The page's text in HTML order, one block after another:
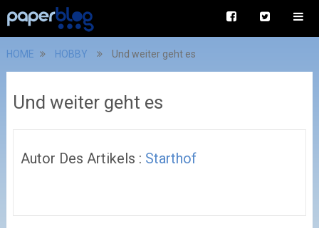
HOME HOBBY Und weiter geht es
Und weiter geht es
Autor Des Artikels : Starthof